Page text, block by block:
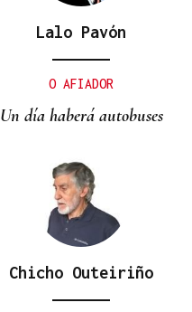
Lalo Pavón
O AFIADOR
Un día haberá autobuses
Chicho Outeiriño